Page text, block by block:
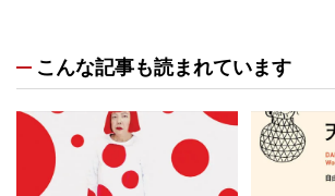
こんな記事も読まれています